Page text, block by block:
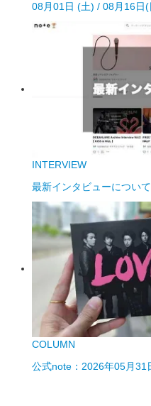
08月01日 (土) / 08月16日
INTERVIEW
最新インタビューについて
COLUMN
公式note：2026年05月31